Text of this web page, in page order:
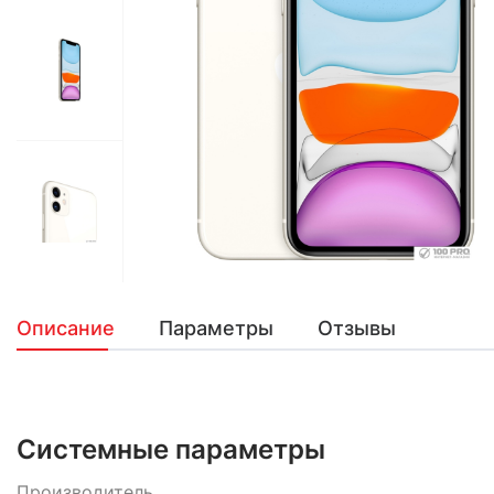
Описание Параметры Отзывы
Системные параметры